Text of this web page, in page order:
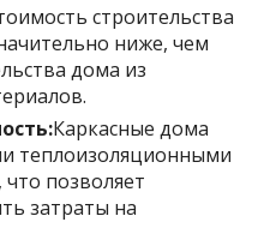
строительства
ниже, чем
дома из
Каркасные дома
теплоизоляционными
позволяет
затраты на